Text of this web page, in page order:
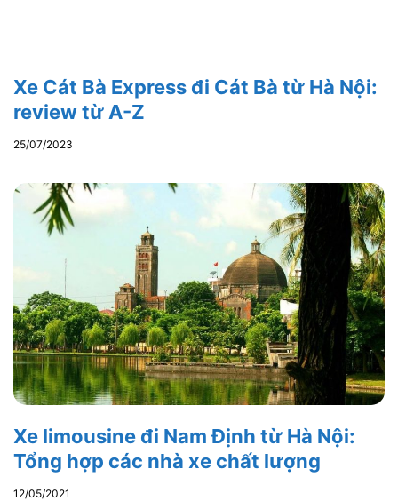
Xe Cát Bà Express đi Cát Bà từ Hà Nội:
review từ A-Z
25/07/2023
Xe limousine đi Nam Định từ Hà Nội:
Tổng hợp các nhà xe chất lượng
12/05/2021